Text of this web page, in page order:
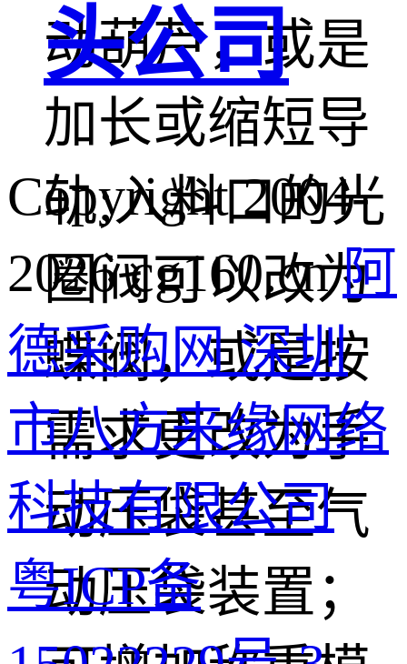
动葫芦，或是
加长或缩短导
轨;入料口的光
圈阀可以改为
蝶阀，或是按
需求更改为手
动压袋甚至气
动压袋装置；
头公司
Copyright 2004-
2026 cg160.cn阿
德采购网 深圳
市八方来缘网络
科技有限公司
粤ICP备